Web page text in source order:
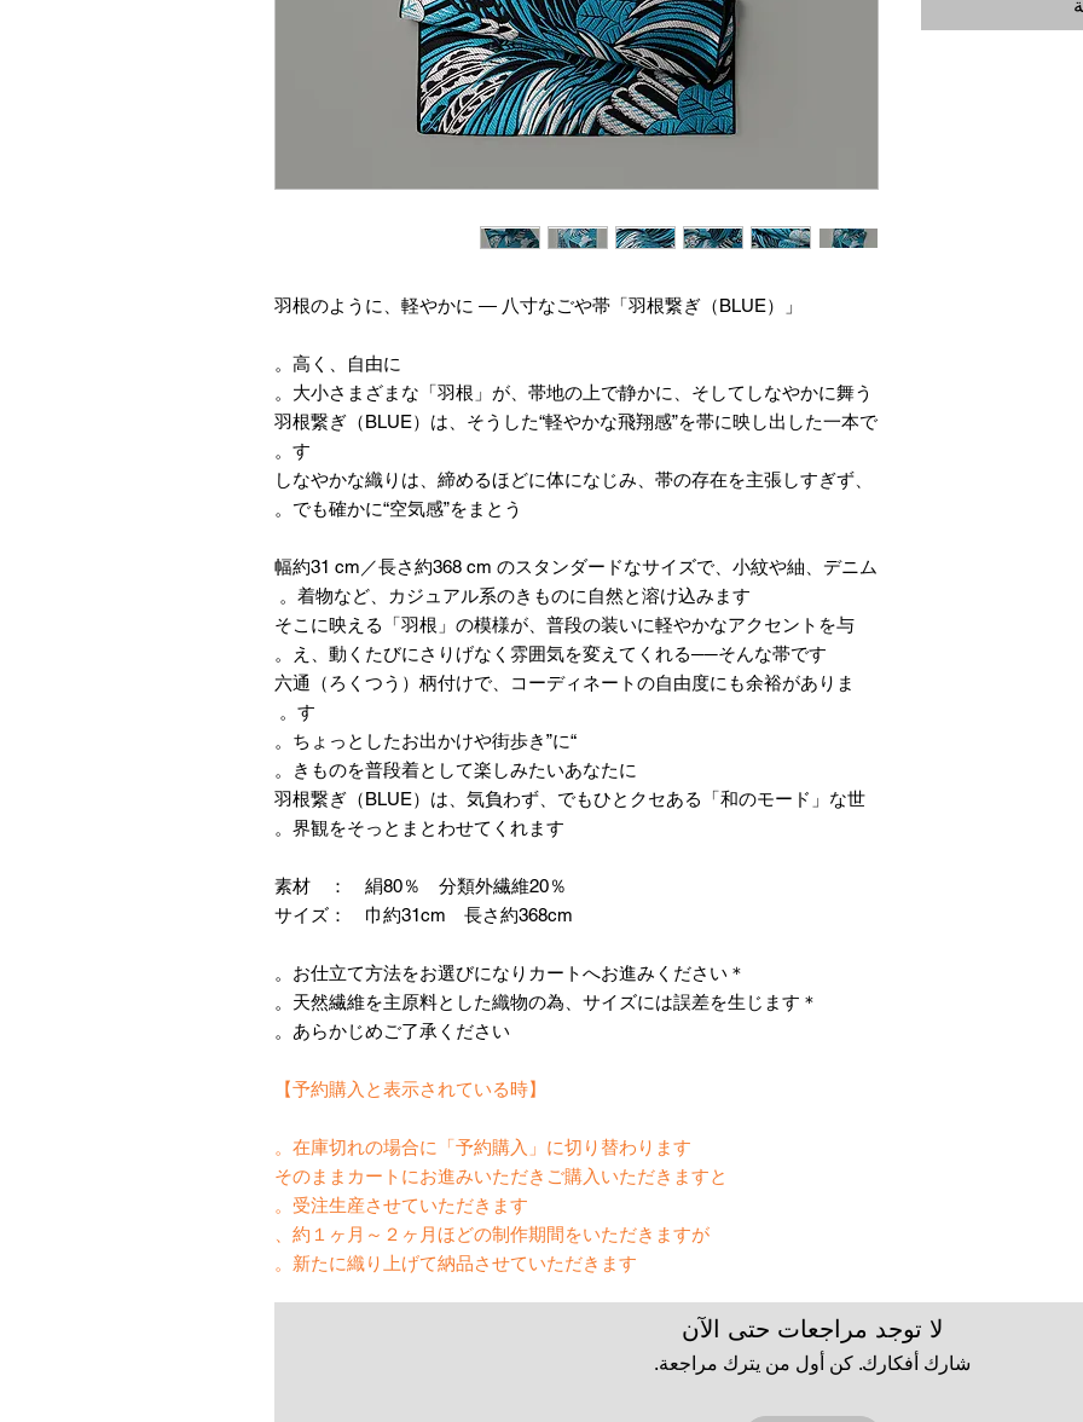
羽根のように、軽やかに ― 八寸なごや帯「羽根繋ぎ（BLUE）」
高く、自由に。
大小さまざまな「羽根」が、帯地の上で静かに、そしてしなやかに舞う。
羽根繋ぎ（BLUE）は、そうした“軽やかな飛翔感”を帯に映し出した一本で
す。
しなやかな織りは、締めるほどに体になじみ、帯の存在を主張しすぎず、
でも確かに“空気感”をまとう。
幅約31 cm／長さ約368 cm のスタンダードなサイズで、小紋や紬、デニム
着物など、カジュアル系のきものに自然と溶け込みます。
そこに映える「羽根」の模様が、普段の装いに軽やかなアクセントを与
え、動くたびにさりげなく雰囲気を変えてくれる──そんな帯です。
六通（ろくつう）柄付けで、コーディネートの自由度にも余裕がありま
す。
“ちょっとしたお出かけや街歩き”に。
きものを普段着として楽しみたいあなたに。
羽根繋ぎ（BLUE）は、気負わず、でもひとクセある「和のモード」な世
界観をそっとまとわせてくれます。
素材 ： 絹80％ 分類外繊維20％
サイズ： 巾約31cm 長さ約368cm
＊お仕立て方法をお選びになりカートへお進みください。
＊天然繊維を主原料とした織物の為、サイズには誤差を生じます。
【予約購入と表示されている時】
在庫切れの場合に「予約購入」に切り替わります。
そのままカートにお進みいただきご購入いただきますと
受注生産させていただきます。
約１ヶ月～２ヶ月ほどの制作期間をいただきますが、
新たに織り上げて納品させていただきます。
لا توجد مراجعات حتى الآن
شارك أفكارك. كن أول من يترك مراجعة.